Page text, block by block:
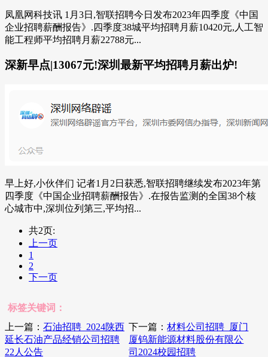
凤凰网科技讯 1月3日,智联招聘今日发布2023年四季度《中国
企业招聘薪酬报告》.四季度38城平均招聘月薪10420元,人工智
能工程师平均招聘月薪22788元...
深新早点|13067元!深圳最新平均招聘月薪出炉!
早上好,小伙伴们 记者1月2日获悉,智联招聘继续发布2023年第
四季度《中国企业招聘薪酬报告》.在报告监测的全国38个核
心城市中,深圳位列第三,平均招...
共2页:
上一页
1
2
下一页
标签关键词：
上一篇： 石油招聘_2024陕西
延长石油产品经销公司招聘
22人公告
下一篇：材料公司招聘_厦门
厦钨新能源材料股份有限公
司2024校园招聘